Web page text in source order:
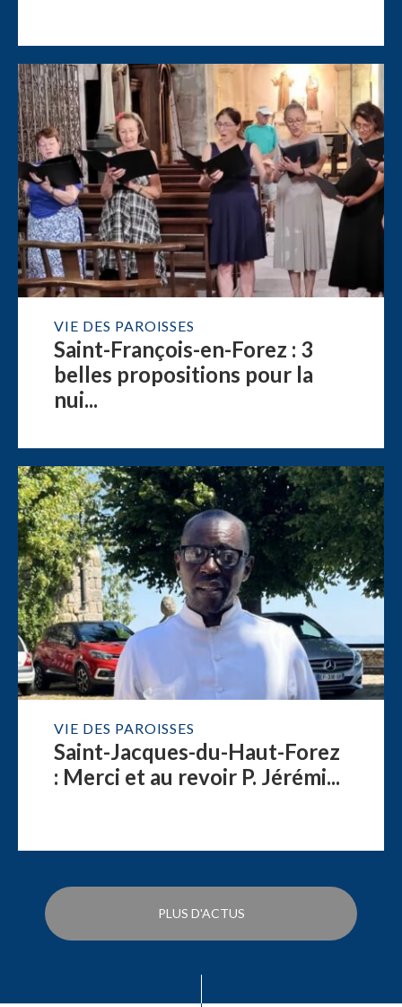
VIE DES PAROISSES
Saint-François-en-Forez : 3
belles propositions pour la
nui...
VIE DES PAROISSES
Saint-Jacques-du-Haut-Forez
: Merci et au revoir P. Jérémi...
PLUS D'ACTUS